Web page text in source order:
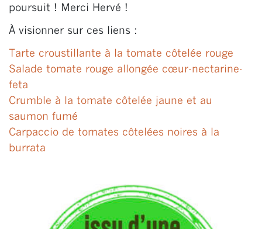
poursuit ! Merci Hervé !
À visionner sur ces liens :
Tarte croustillante à la tomate côtelée rouge
Salade tomate rouge allongée cœur-nectarine-
feta
Crumble à la tomate côtelée jaune et au
saumon fumé
Carpaccio de tomates côtelées noires à la
burrata